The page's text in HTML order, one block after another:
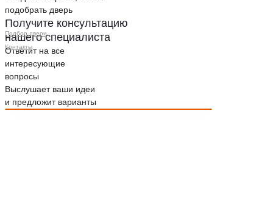
подобрать дверь
Получите консультацию
нашего специалиста
Ответит на все
интересующие
вопросы
Выслушает ваши идеи
и предложит варианты
Подбор двери
Контакты